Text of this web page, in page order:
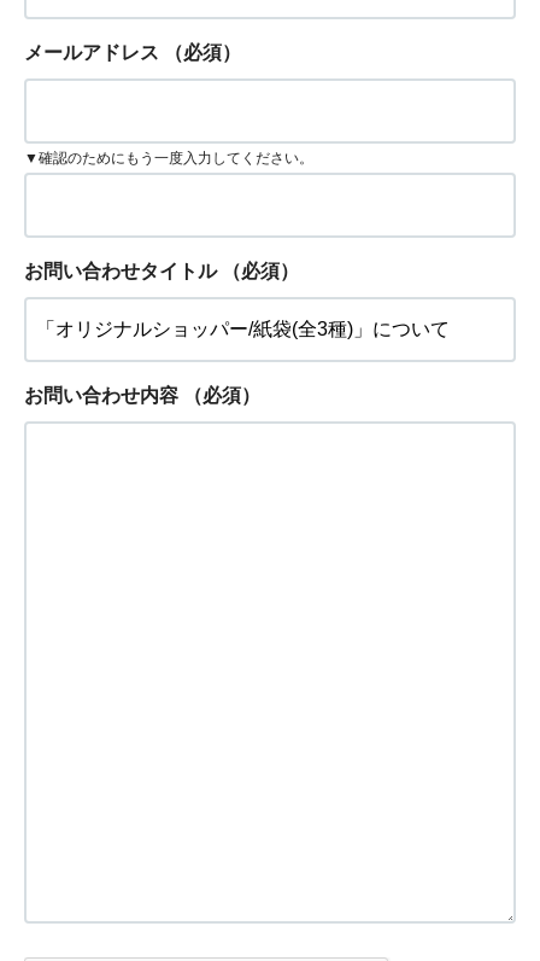
メールアドレス （必須）
▼確認のためにもう一度入力してください。
お問い合わせタイトル （必須）
お問い合わせ内容 （必須）